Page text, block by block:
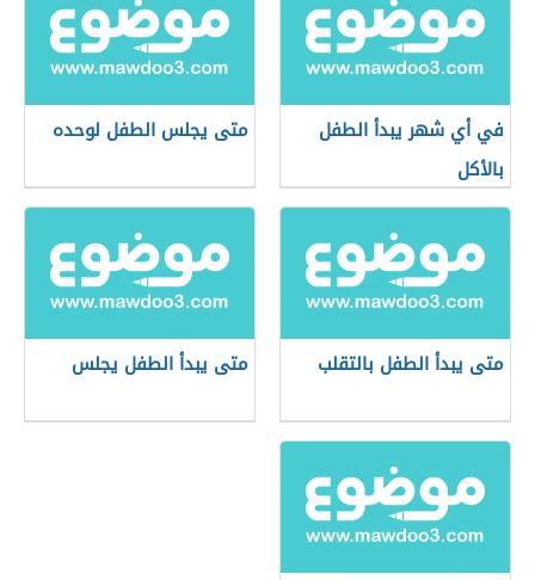
في أي شهر يبدأ الطفل
بالأكل
متى يجلس الطفل لوحده
متى يبدأ الطفل بالتقلب متى يبدأ الطفل يجلس